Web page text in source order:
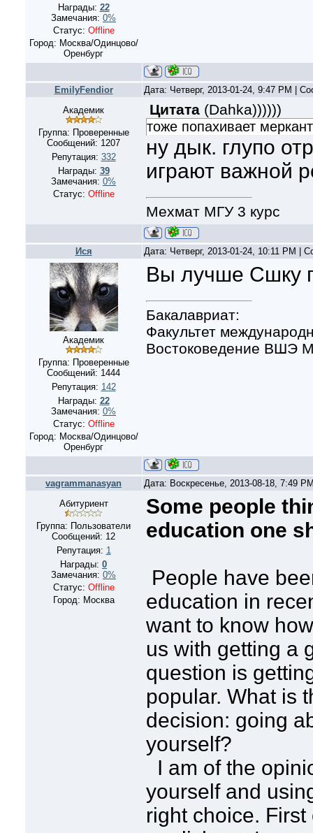
Награды: 22
Замечания: 0%
Статус: Offline
Город: Москва/Одинцово/
Оренбург
EmilyFendior
Дата: Четверг, 2013-01-24, 9:47 PM |
Академик
Группа: Проверенные
Сообщений: 1207
Репутация: 332
Награды: 39
Замечания: 0%
Статус: Offline
Цитата(Dahka))))))
тоже попахивает
ну дык. глупо
играют важной
Мехмат МГУ 3 курс
Ися Дата: Четверг, 2013-01-24, 10:11 PM |
Академик
Группа: Проверенные
Сообщений: 1444
Репутация: 142
Награды: 22
Замечания: 0%
Статус: Offline
Город: Москва/Одинцово/
Оренбург
Вы лучше Сшку
Бакалавриат:
Факультет
Востоковедение ВШЭ
vagrammanasyan
Дата: Воскресенье, 2013-08-18, 7:49
Абитуриент
Группа: Пользователи
Сообщений: 12
Репутация: 1
Награды: 0
Замечания: 0%
Статус: Offline
Город: Москва
Some people
education one
People have
education in
want to know
us with getting a
question is
popular. What is
decision: going
yourself?
I am of the
yourself and
right choice.